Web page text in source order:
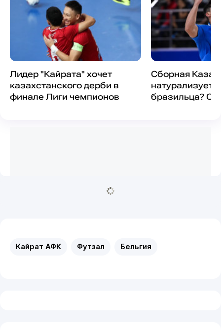
Лидер "Кайрата" хочет
казахстанского дерби в
финале Лиги чемпионов
Сборная
натурализует
бразильца? Он
Кайрат АФК Футзал Бельгия